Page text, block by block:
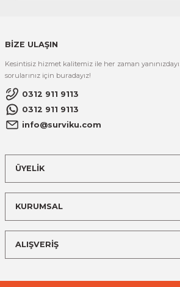
BİZE ULAŞIN
Kesintisiz hizmet kalitemiz ile her zaman
sorularınız için buradayız!
0312 911 9113
0312 911 9113
info@surviku.com
ÜYELİK
KURUMSAL
ALIŞVERİŞ